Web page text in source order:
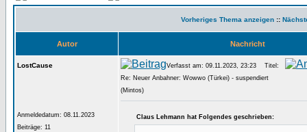
Vorheriges Thema anzeigen ::
Autor Nachricht
LostCause
Anmeldedatum: 08.11.2023
Beiträge: 11
Verfasst am: 09.11.2023, 23:23
Titel:
Re: Neuer Anbahner: Wowwo (Türkei) - suspendiert
(Mintos)
Claus Lehmann hat Folgendes geschrieben: